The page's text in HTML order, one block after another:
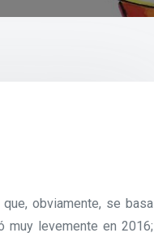
obviamente, se basa
muy levemente en 2016;